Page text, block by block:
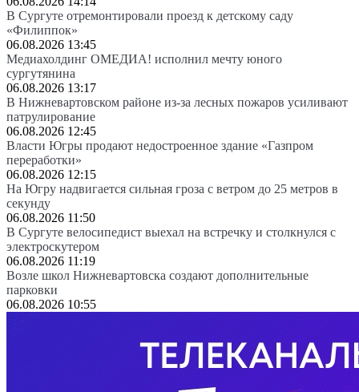
В Сургуте отремонтировали проезд к детскому саду
«Филиппок»
06.08.2026 13:45
Медиахолдинг ОМЕДИА! исполнил мечту юного
сургутянина
06.08.2026 13:17
В Нижневартовском районе из-за лесных пожаров усиливают
патрулирование
06.08.2026 12:45
Власти Югры продают недостроенное здание «Газпром
переработки»
06.08.2026 12:15
На Югру надвигается сильная гроза с ветром до 25 метров в
секунду
06.08.2026 11:50
В Сургуте велосипедист выехал на встречку и столкнулся с
электроскутером
06.08.2026 11:19
Возле школ Нижневартовска создают дополнительные
парковки
06.08.2026 10:55